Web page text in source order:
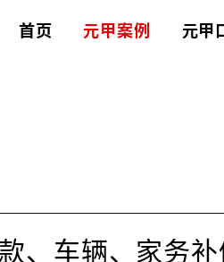
首页 元甲案例 元甲
、车辆、家务